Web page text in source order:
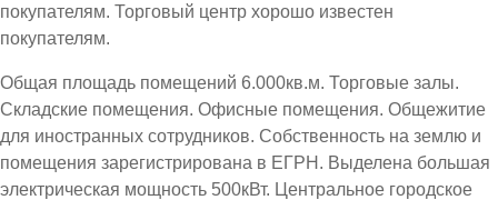
покупателям. Торговый центр хорошо известен
покупателям.
Общая площадь помещений 6.000кв.м. Торговые залы.
Складские помещения. Офисные помещения. Общежитие
для иностранных сотрудников. Собственность на землю и
помещения зарегистрирована в ЕГРН. Выделена большая
электрическая мощность 500кВт. Центральное городское